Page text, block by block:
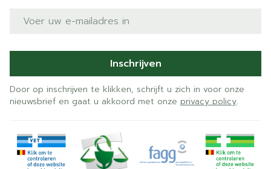
E-mail adres
Inschrijven
Door op inschrijven te klikken, schrijft u zich in voor onze
nieuwsbrief en gaat u akkoord met onze privacy policy.